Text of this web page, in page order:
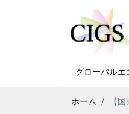
グローバルエ
ホーム 【